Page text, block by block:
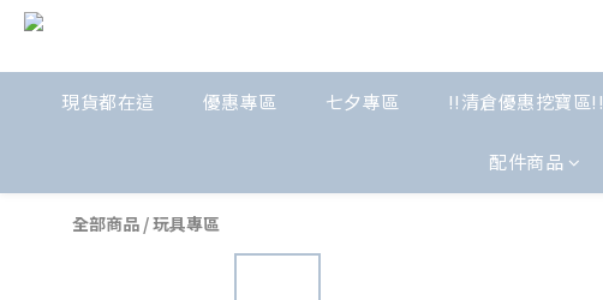
現貨都在這 優惠專區 七夕專區 !!清倉優惠挖寶區!!
配件商品
全部商品 /玩具專區